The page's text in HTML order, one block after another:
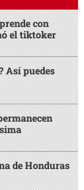
con
el tiktoker
Así puedes
de Honduras